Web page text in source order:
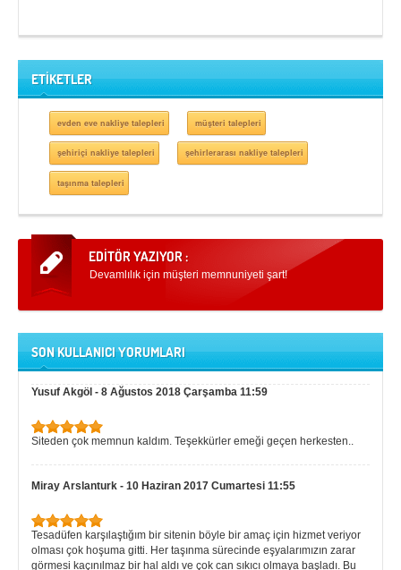
ETİKETLER
evden eve nakliye talepleri müşteri talepleri
şehiriçi nakliye talepleri şehirlerarası nakliye talepleri
taşınma talepleri
Devamlılık için müşteri memnuniyeti şart!
SON KULLANICI YORUMLARI
Yusuf Akgöl - 8 Ağustos 2018 Çarşamba 11:59
Siteden çok memnun kaldım. Teşekkürler emeği geçen herkesten..
Miray Arslanturk - 10 Haziran 2017 Cumartesi 11:55
Tesadüfen karşılaştığım bir sitenin böyle bir amaç için hizmet veriyor
olması çok hoşuma gitti. Her taşınma sürecinde eşyalarımızın zarar
görmesi kaçınılmaz bir hal aldı ve çok can sıkıcı olmaya başladı. Bu